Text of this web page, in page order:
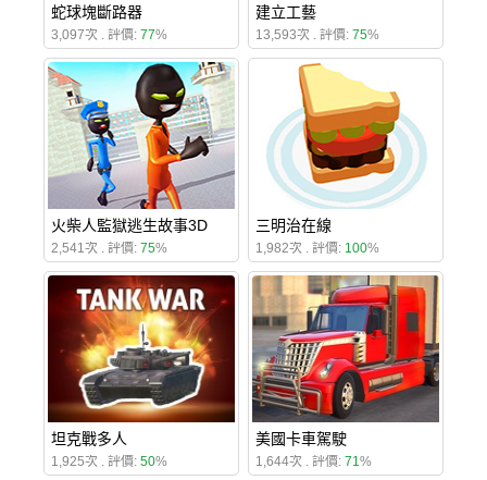
蛇球塊斷路器
3,097次 . 評價: 77%
建立工藝
13,593次 . 評價: 75%
火柴人監獄逃生故事3D
2,541次 . 評價: 75%
三明治在線
1,982次 . 評價: 100%
坦克戰多人
1,925次 . 評價: 50%
美國卡車駕駛
1,644次 . 評價: 71%